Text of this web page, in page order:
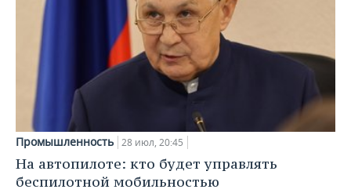
Промышленность 28 июл, 20:45
На автопилоте: кто будет управлять
беспилотной мобильностью